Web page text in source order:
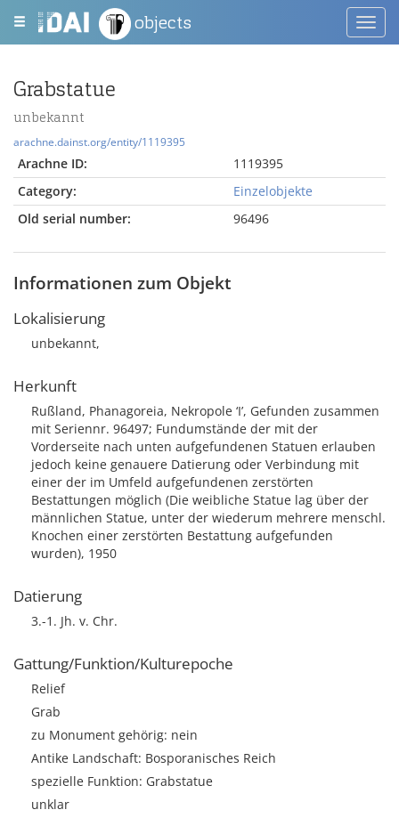
objects
Grabstatue
unbekannt
arachne.dainst.org/entity/1119395
Arachne ID:
1119395
Category:
Einzelobjekte
Old serial number:
96496
Informationen zum Objekt
Lokalisierung
unbekannt,
Herkunft
Rußland, Phanagoreia, Nekropole ‘I’, Gefunden zusammen
mit Seriennr. 96497; Fundumstände der mit der
Vorderseite nach unten aufgefundenen Statuen erlauben
jedoch keine genauere Datierung oder Verbindung mit
einer der im Umfeld aufgefundenen zerstörten
Bestattungen möglich (Die weibliche Statue lag über der
männlichen Statue, unter der wiederum mehrere menschl.
Knochen einer zerstörten Bestattung aufgefunden
wurden), 1950
Datierung
3.-1. Jh. v. Chr.
Gattung/Funktion/Kulturepoche
Relief
Grab
zu Monument gehörig: nein
Antike Landschaft: Bosporanisches Reich
spezielle Funktion: Grabstatue
unklar